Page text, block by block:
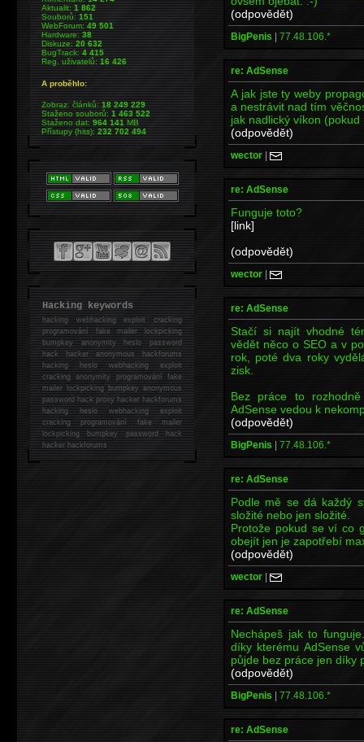
(odpovědět)
BigPenis | 77.48.106.*
re: AdSense
A jak jste ty weby
a nestrávit nad tím
jak nadlický víkon
(odpovědět)
wector |
re: AdSense
Funguje toto?
[link]
(odpovědět)
wector |
re: AdSense
Stačí si najít vhodné
vědět něco o SEO a v
rok, poté dva roky
zisk.
Bez práce to
AdSense vedou k
(odpovědět)
BigPenis | 77.48.106.*
re: AdSense
Podle mě se dá každý
složité nebo jen složité.
Protože pokud se ví co
obejít jen je zapotřebí
(odpovědět)
wector |
re: AdSense
Nechápeš jak to
díky kterému AdSense
půjde bez práce jen díky
(odpovědět)
BigPenis | 77.48.106.*
re: AdSense
Aktualit:1 862
Souborů:151
WebForum:49 501
Hardware:38
Diskuze:20 632
BugTrack:4 415
Reg. uživatelů:16 426
A proběhlo:
Zobraz. článků:18 249 229
Staženo souborů:1 463 522
Staženo dat:964 141MB
Přístupy (hits):232 702 494
Hacking keywords
hackingwebhacking exploit cracking
programování fake mailer lockpicking
bumpkey anonymity heslo password
hackhacker anonymous hackforums
hackingheslo webhacking exploit
cracking anonymity programování fake
mailer lockpicking bumpkey anonymous
password hack proxy hacker hackforums
hacking heslo webhacking exploit
cracking programování fake mailer
lockpicking bumpkey password hack
hackerhackforums